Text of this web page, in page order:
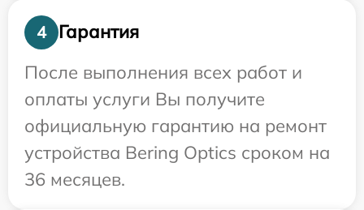
4
Гарантия
После выполнения всех работ и
оплаты услуги Вы получите
официальную гарантию на ремонт
устройства Bering Optics сроком на
36 месяцев.